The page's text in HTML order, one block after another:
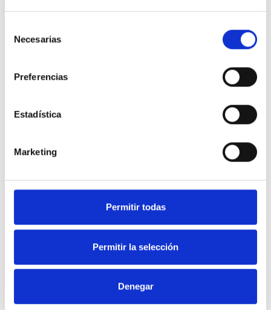
Necesarias
Preferencias
Estadística
Marketing
Permitir todas
Permitir la selección
Denegar
Detalles del producto
Comentarios
2P+T 32A 230V IP44
Comprar
2P+T 32A 230V IP44
Comprar